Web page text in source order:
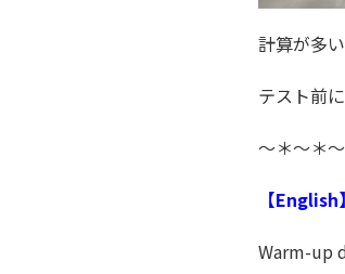
計算が多
テスト前
～＊～＊
【English】
Warm-up